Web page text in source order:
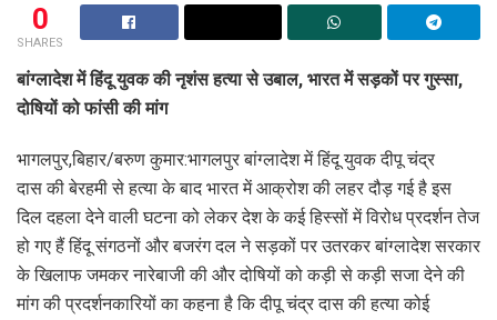
0
SHARES
बांग्लादेश में हिंदू युवक की नृशंस हत्या से उबाल, भारत में सड़कों पर गुस्सा,
दोषियों को फांसी की मांग
भागलपुर,बिहार/बरुण कुमार:भागलपुर बांग्लादेश में हिंदू युवक दीपू चंद्र
दास की बेरहमी से हत्या के बाद भारत में आक्रोश की लहर दौड़ गई है इस
दिल दहला देने वाली घटना को लेकर देश के कई हिस्सों में विरोध प्रदर्शन तेज
हो गए हैं हिंदू संगठनों और बजरंग दल ने सड़कों पर उतरकर बांग्लादेश सरकार
के खिलाफ जमकर नारेबाजी की और दोषियों को कड़ी से कड़ी सजा देने की
मांग की प्रदर्शनकारियों का कहना है कि दीपू चंद्र दास की हत्या कोई